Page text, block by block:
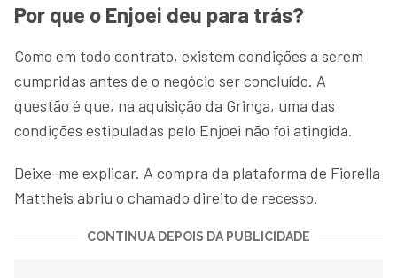
Por que o Enjoei deu para trás?
Como em todo contrato, existem condições a serem
cumpridas antes de o negócio ser concluído. A
questão é que, na aquisição da Gringa, uma das
condições estipuladas pelo Enjoei não foi atingida.
Deixe-me explicar. A compra da plataforma de Fiorella
Mattheis abriu o chamado direito de recesso.
CONTINUA DEPOIS DA PUBLICIDADE